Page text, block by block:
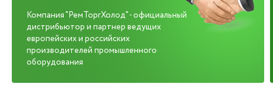
Компания "РемТоргХолод" - официальный
дистрибьютор и партнер ведущих
европейских и российских
производителей промышленного
оборудования